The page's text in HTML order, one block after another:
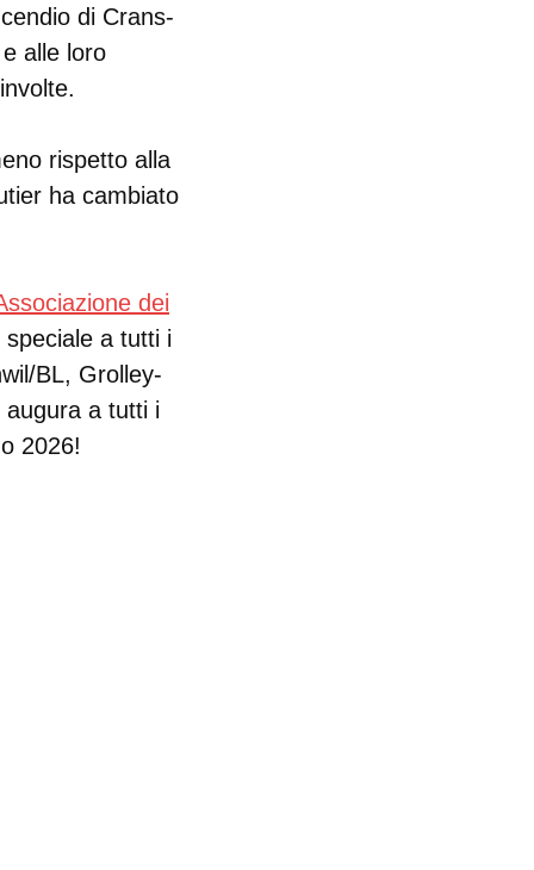
di Crans-
alle loro
rispetto alla
ha cambiato
dei
a tutti i
BL, Grolley-
augura a tutti i
2026!